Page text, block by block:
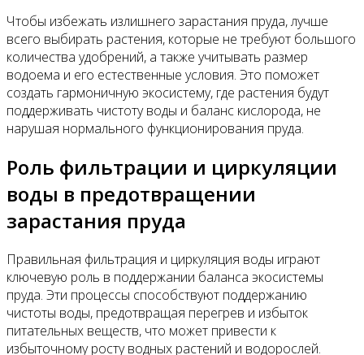
Чтобы избежать излишнего зарастания пруда, лучше
всего выбирать растения, которые не требуют большого
количества удобрений, а также учитывать размер
водоема и его естественные условия. Это поможет
создать гармоничную экосистему, где растения будут
поддерживать чистоту воды и баланс кислорода, не
нарушая нормального функционирования пруда.
Роль фильтрации и циркуляции
воды в предотвращении
зарастания пруда
Правильная фильтрация и циркуляция воды играют
ключевую роль в поддержании баланса экосистемы
пруда. Эти процессы способствуют поддержанию
чистоты воды, предотвращая перегрев и избыток
питательных веществ, что может привести к
избыточному росту водных растений и водорослей.